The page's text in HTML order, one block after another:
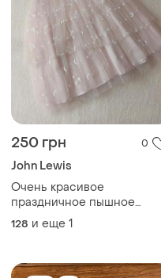
250 грн 0
John Lewis
Очень красивое
праздничное пышное
платье на 8 лет, 128 рост от
john lewis
128 и еще 1